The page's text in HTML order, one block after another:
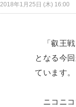
2018年1月25日 (木) 16:00
「叡王戦
となる今
ています。
ニコニコ